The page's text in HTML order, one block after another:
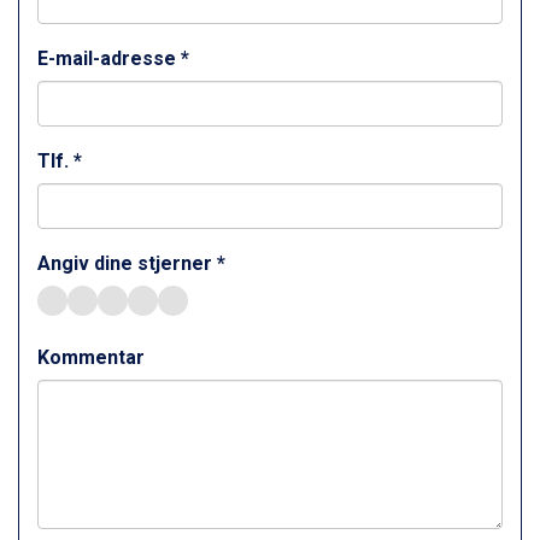
Ischgl fra DKK 7.095
St. Anton fra DKK 7.245
Canazei fra DKK 4.745
Ponte di Legno fra DKK 4.745
Sauze dOulx fra DKK 4.045
Bad Gastein fra DKK 4.195
Arabba fra DKK 7.045
La Thuile fra DKK 4.595
Val Thorens fra DKK 5.395
Sölden fra DKK 8.445
Fieberbrunn fra DKK 6.145
E-mail-adresse *
Tlf. *
Angiv dine stjerner *
Kommentar